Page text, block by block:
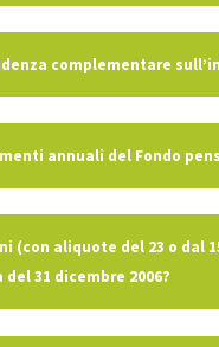
complementare
annuali del Fondo
aliquote del 23 o dal
31 dicembre 2006?